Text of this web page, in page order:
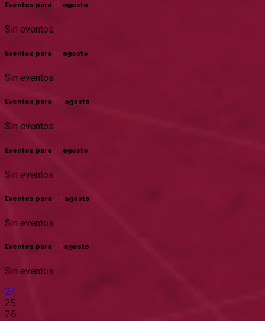
Eventos para agosto
Sin eventos
Eventos para agosto
Sin eventos
Eventos para agosto
Sin eventos
Eventos para agosto
Sin eventos
Eventos para agosto
Sin eventos
Eventos para agosto
Sin eventos
24
25
26